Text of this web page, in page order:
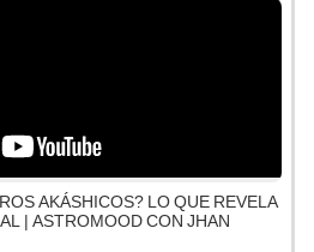
AKÁSHICOS? LO QUE REVELA
| ASTROMOOD CON JHAN